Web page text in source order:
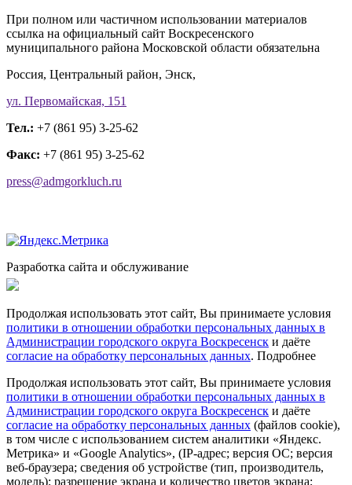
При полном или частичном использовании материалов
ссылка на официальный сайт Воскресенского
муниципального района Московской области обязательна
Россия, Центральный район, Энск,
ул. Первомайская, 151
Тел.: +7 (861 95) 3-25-62
Факс: +7 (861 95) 3-25-62
press@admgorkluch.ru
Разработка сайта и обслуживание
Продолжая использовать этот сайт, Вы принимаете условия
политики в отношении обработки персональных данных в
Администрации городского округа Воскресенск и даёте
согласие на обработку персональных данных. Подробнее
Продолжая использовать этот сайт, Вы принимаете условия
политики в отношении обработки персональных данных в
Администрации городского округа Воскресенск и даёте
согласие на обработку персональных данных (файлов cookie),
в том числе с использованием систем аналитики «Яндекс.
Метрика» и «Google Analytics», (IP-адрес; версия ОС; версия
веб-браузера; сведения об устройстве (тип, производитель,
модель); разрешение экрана и количество цветов экрана;